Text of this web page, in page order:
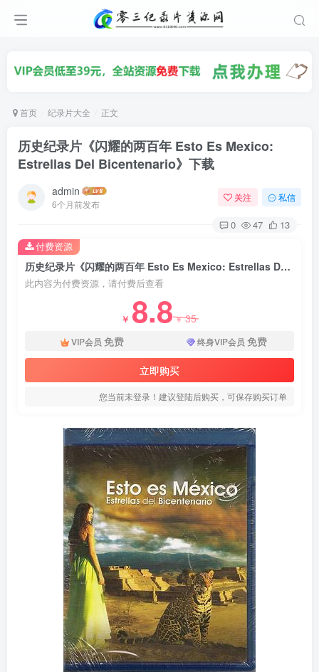
首页 纪录片大全 正文
历史纪录片《闪耀的两百年 Esto Es Mexico:
Estrellas Del Bicentenario》下载
admin
6个月前发布
关注 私信
0 47 13
历史纪录片《闪耀的两百年 Esto Es Mexico: Estrellas Del Bicentenario》下载
此内容为付费资源，请付费后查看
￥ 8.8￥35
VIP会员 免费 终身VIP会员 免费
立即购买
您当前未登录！建议登陆后购买，可保存购买订单
付费资源